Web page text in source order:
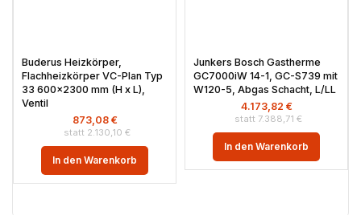
Buderus Heizkörper,
Flachheizkörper VC-Plan Typ
33 600×2300 mm (H x L),
Ventil
2.130,10 €
873,08 €
In den Warenkorb
Junkers Bosch Gastherme
GC7000iW 14-1, GC-S739 mit
W120-5, Abgas Schacht, L/LL
7.388,71 €
4.173,82 €
In den Warenkorb